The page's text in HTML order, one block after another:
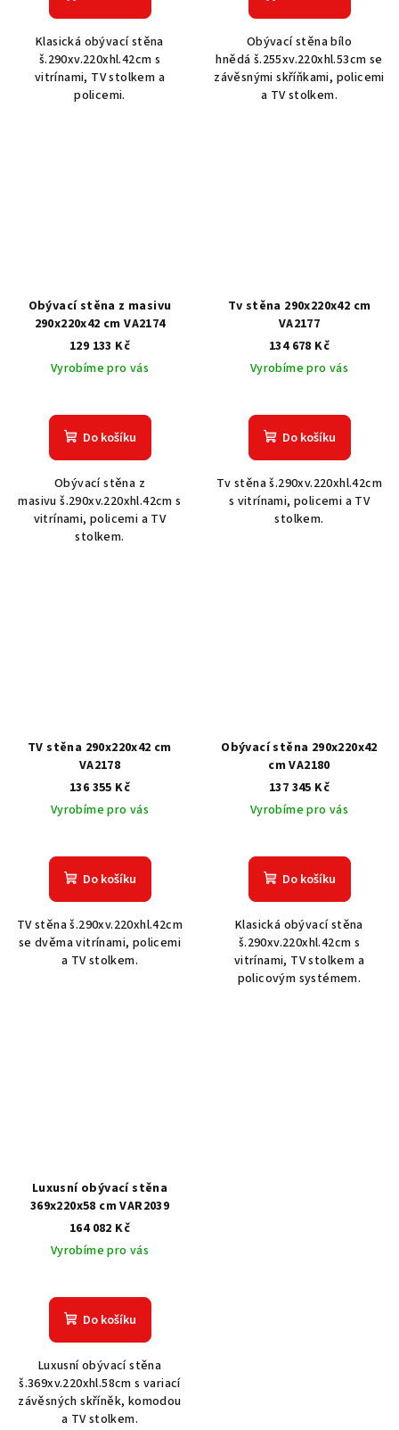
Klasická obývací stěna
š.290xv.220xhl.42cm s
vitrínami, TV stolkem a
policemi.
Obývací stěna bílo
hnědá š.255xv.220xhl.53cm se
závěsnými skříňkami, policemi
a TV stolkem.
Obývací stěna z masivu
290x220x42 cm VA2174
129 133 Kč
Vyrobíme pro vás
Do košíku
Obývací stěna z
masivu š.290xv.220xhl.42cm s
vitrínami, policemi a TV
stolkem.
Tv stěna 290x220x42 cm
VA2177
134 678 Kč
Vyrobíme pro vás
Do košíku
Tv stěna š.290xv.220xhl.42cm
s vitrínami, policemi a TV
stolkem.
TV stěna 290x220x42 cm
VA2178
136 355 Kč
Vyrobíme pro vás
Do košíku
TV stěna š.290xv.220xhl.42cm
se dvěma vitrínami, policemi
a TV stolkem.
Obývací stěna 290x220x42
cm VA2180
137 345 Kč
Vyrobíme pro vás
Do košíku
Klasická obývací stěna
š.290xv.220xhl.42cm s
vitrínami, TV stolkem a
policovým systémem.
Luxusní obývací stěna
369x220x58 cm VAR2039
164 082 Kč
Vyrobíme pro vás
Do košíku
Luxusní obývací stěna
š.369xv.220xhl.58cm s variací
závěsných skříněk, komodou
a TV stolkem.